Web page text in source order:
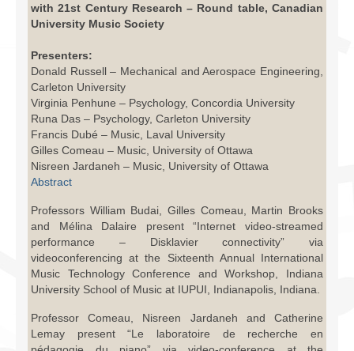
with 21st Century Research – Round table, Canadian
University Music Society
Presenters:
Donald Russell – Mechanical and Aerospace Engineering,
Carleton University
Virginia Penhune – Psychology, Concordia University
Runa Das – Psychology, Carleton University
Francis Dubé – Music, Laval University
Gilles Comeau – Music, University of Ottawa
Nisreen Jardaneh – Music, University of Ottawa
Abstract
Professors William Budai, Gilles Comeau, Martin Brooks
and Mélina Dalaire present “Internet video-streamed
performance – Disklavier connectivity” via
videoconferencing at the Sixteenth Annual International
Music Technology Conference and Workshop, Indiana
University School of Music at IUPUI, Indianapolis, Indiana.
Professor Comeau, Nisreen Jardaneh and Catherine
Lemay present “Le laboratoire de recherche en